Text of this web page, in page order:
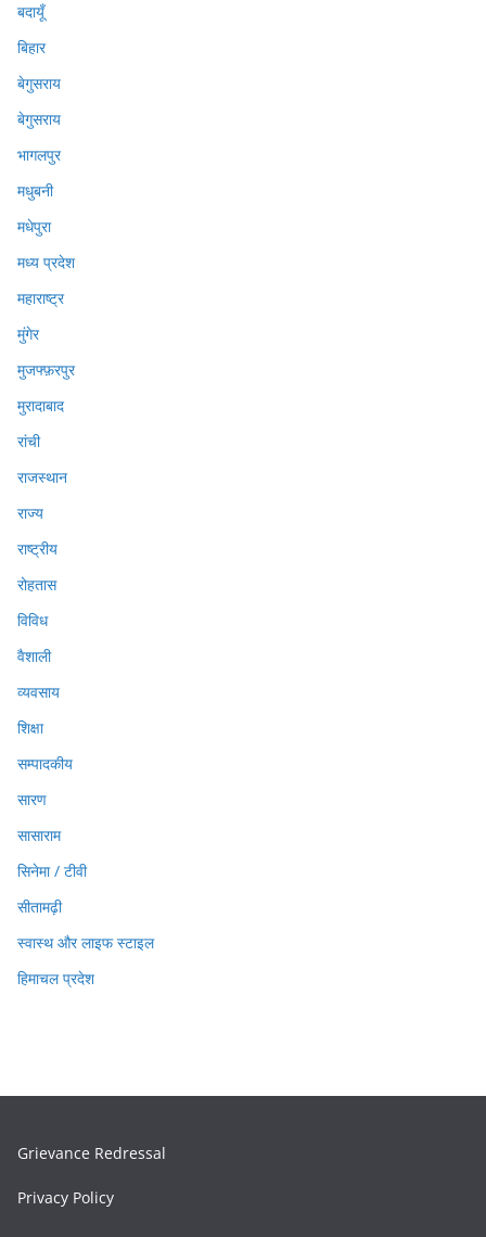
बदायूँ
बिहार
बेगुसराय
बेगुसराय
भागलपुर
मधुबनी
मधेपुरा
मध्य प्रदेश
महाराष्ट्र
मुंगेर
मुजफ्फ़रपुर
मुरादाबाद
रांची
राजस्थान
राज्य
राष्ट्रीय
रोहतास
विविध
वैशाली
व्यवसाय
शिक्षा
सम्पादकीय
सारण
सासाराम
सिनेमा / टीवी
सीतामढ़ी
स्वास्थ और लाइफ स्टाइल
हिमाचल प्रदेश
Grievance Redressal
Privacy Policy